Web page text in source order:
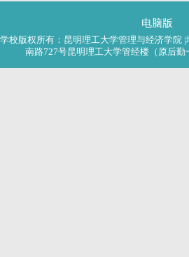
电脑版
学校版权所有：昆明理工大学管理与经济学院
南路727号昆明理工大学管经楼（原后勤